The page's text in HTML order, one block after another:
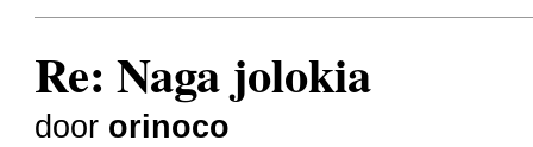
Re: Naga jolokia
door orinoco